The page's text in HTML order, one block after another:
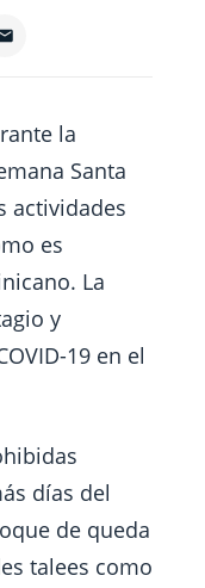
la
Santa
actividades
es
La
y
19 en el
días del
de queda
talees como